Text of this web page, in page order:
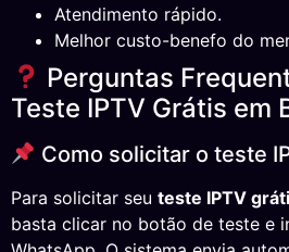
Atendimento rápido.
Melhor custo-benefo do
Perguntas
Teste IPTV Grátis em
Como solicitar o teste
Para solicitar seu teste IPTV
basta clicar no botão de teste e